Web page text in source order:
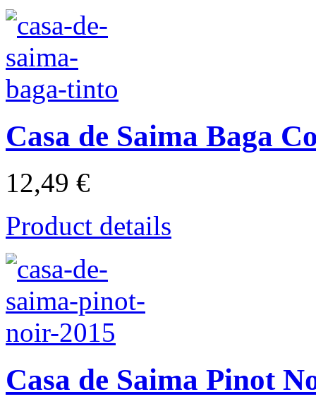
Casa de Saima Baga
12,49 €
Product details
Casa de Saima Pinot